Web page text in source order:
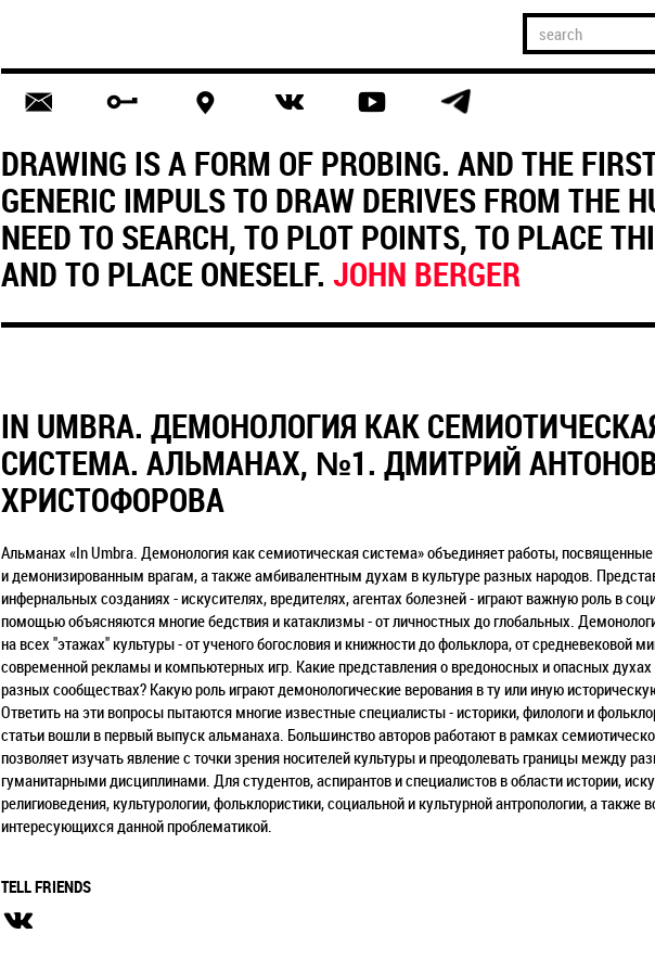
DRAWING IS A FORM OF PROBING. AND THE
GENERIC IMPULS TO DRAW DERIVES FROM THE
NEED TO SEARCH, TO PLOT POINTS, TO PLACE
AND TO PLACE ONESELF. JOHN BERGER
IN UMBRA. ДЕМОНОЛОГИЯ КАК
СИСТЕМА. АЛЬМАНАХ, №1. ДМИТРИЙ
ХРИСТОФОРОВА
Альманах «In Umbra. Демонология как семиотическая система» объединяет работы,
и демонизированным врагам, а также амбивалентным духам в культуре разных народов.
инфернальных созданиях - искусителях, вредителях, агентах болезней - играют важную роль в
помощью объясняются многие бедствия и катаклизмы - от личностных до глобальных.
на всех "этажах" культуры - от ученого богословия и книжности до фольклора, от средневековой
современной рекламы и компьютерных игр. Какие представления о вредоносных и опасных
разных сообществах? Какую роль играют демонологические верования в ту или иную
Ответить на эти вопросы пытаются многие известные специалисты - историки, филологи и
статьи вошли в первый выпуск альманаха. Большинство авторов работают в рамках
позволяет изучать явление с точки зрения носителей культуры и преодолевать границы между
гуманитарными дисциплинами. Для студентов, аспирантов и специалистов в области истории,
религиоведения, культурологии, фольклористики, социальной и культурной антропологии, а также
интересующихся данной проблематикой.
TELL FRIENDS